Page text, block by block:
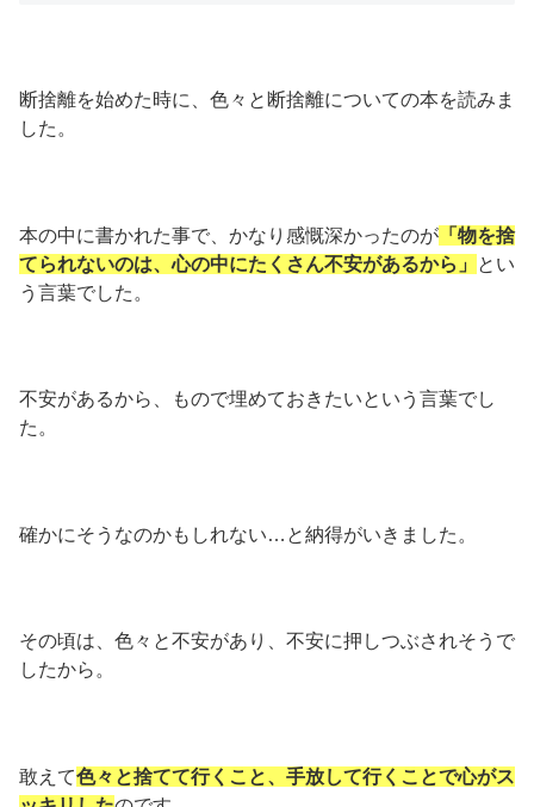
断捨離を始めた時に、色々と断捨離についての本を読みま
した。
本の中に書かれた事で、かなり感慨深かったのが 「物を捨
てられないのは、心の中にたくさん不安があるから」
とい
う言葉でした。
不安があるから、もので埋めておきたいという言葉でし
た。
確かにそうなのかもしれない…と納得がいきました。
その頃は、色々と不安があり、不安に押しつぶされそうで
したから。
敢えて色々と捨てて行くこと、手放して行くことで心がス